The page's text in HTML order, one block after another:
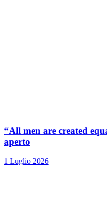
“All men are created
aperto
1 Luglio 2026